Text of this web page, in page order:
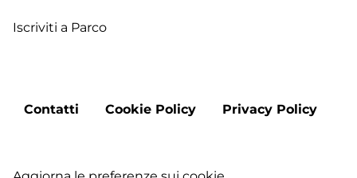
Iscriviti a Parco
Footer
Contatti Cookie Policy Privacy Policy